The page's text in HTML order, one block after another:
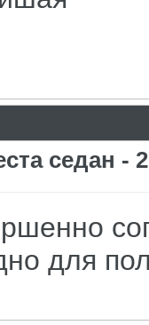
седан - 2
для